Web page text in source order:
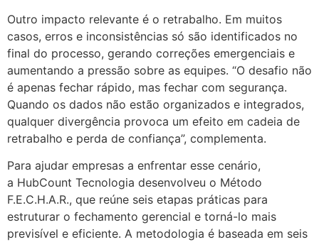
Outro impacto relevante é o retrabalho. Em muitos
casos, erros e inconsistências só são identificados no
final do processo, gerando correções emergenciais e
aumentando a pressão sobre as equipes. “O desafio não
é apenas fechar rápido, mas fechar com segurança.
Quando os dados não estão organizados e integrados,
qualquer divergência provoca um efeito em cadeia de
retrabalho e perda de confiança”, complementa.
Para ajudar empresas a enfrentar esse cenário,
a HubCount Tecnologia desenvolveu o Método
F.E.C.H.A.R., que reúne seis etapas práticas para
estruturar o fechamento gerencial e torná-lo mais
previsível e eficiente. A metodologia é baseada em seis